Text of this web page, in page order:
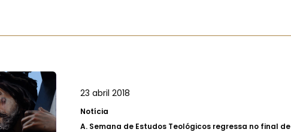
23 abril 2018
Notícia
A. Semana de Estudos Teológicos regressa no final de